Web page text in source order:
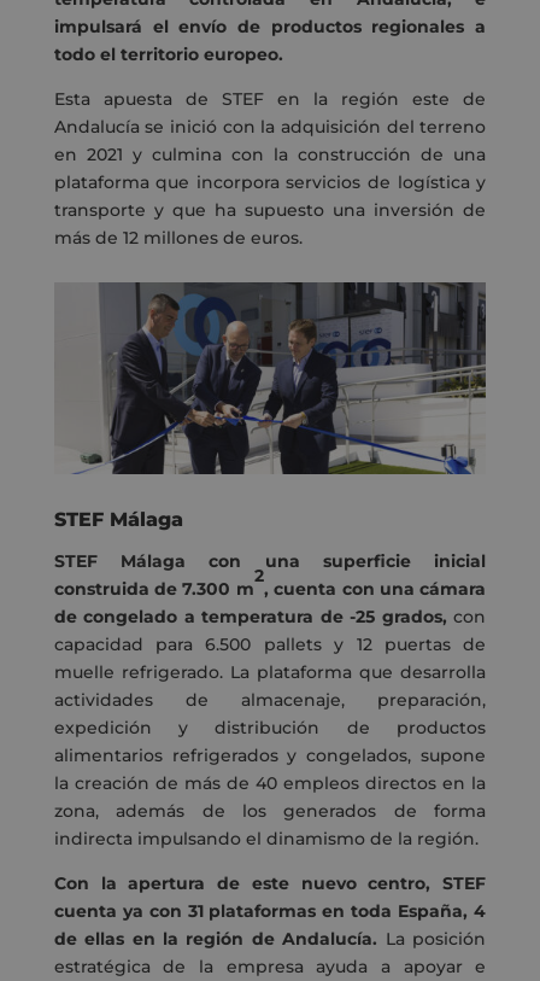
impulsará el envío de productos regionales a
todo el territorio europeo.
Esta apuesta de STEF en la región este de
Andalucía se inició con la adquisición del terreno
en 2021 y culmina con la construcción de una
plataforma que incorpora servicios de logística y
transporte y que ha supuesto una inversión de
más de 12 millones de euros.
STEF Málaga
STEF Málaga con una superficie inicial
construida de 7.300 m
2
, cuenta con una cámara
de congelado a temperatura de -25 grados, con
capacidad para 6.500 pallets y 12 puertas de
muelle refrigerado. La plataforma que desarrolla
actividades de almacenaje, preparación,
expedición y distribución de productos
alimentarios refrigerados y congelados, supone
la creación de más de 40 empleos directos en la
zona, además de los generados de forma
indirecta impulsando el dinamismo de la región.
Con la apertura de este nuevo centro, STEF
cuenta ya con 31 plataformas en toda España, 4
de ellas en la región de Andalucía. La posición
estratégica de la empresa ayuda a apoyar e